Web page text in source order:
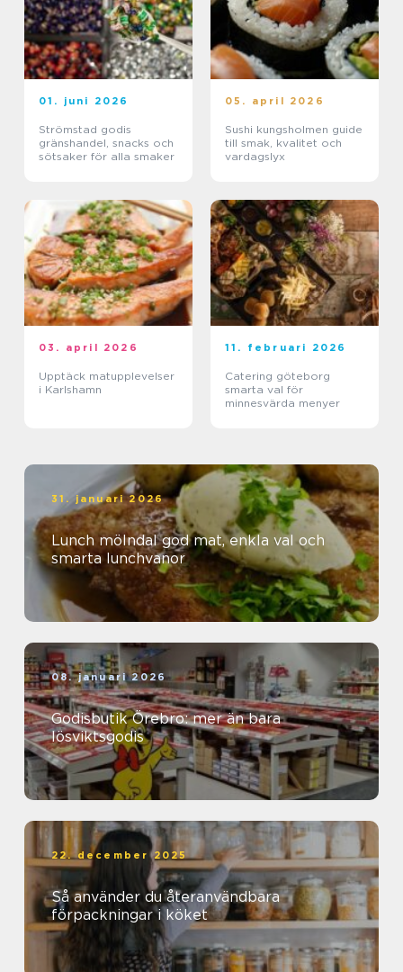
01. juni 2026
Strömstad godis
gränshandel, snacks och
sötsaker för alla smaker
05. april 2026
Sushi kungsholmen guide
till smak, kvalitet och
vardagslyx
03. april 2026
Upptäck matupplevelser
i Karlshamn
11. februari 2026
Catering göteborg
smarta val för
minnesvärda menyer
31. januari 2026
Lunch mölndal god mat, enkla val och
smarta lunchvanor
08. januari 2026
Godisbutik Örebro: mer än bara
lösviktsgodis
22. december 2025
Så använder du återanvändbara
förpackningar i köket